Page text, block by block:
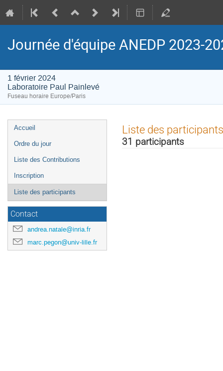
Journée d'équipe ANEDP 2023-
1 février 2024
Laboratoire Paul Painlevé
Fuseau horaire Europe/Paris
Menu
de
Accueil
Ordre du jour
Liste des Contributions
Inscription
Liste des participants
Contact
andrea.natale@inria.fr
marc.pegon@univ-lille.fr
Liste des participants
31 participants